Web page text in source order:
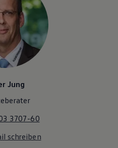
Jung
3707-60
schreiben